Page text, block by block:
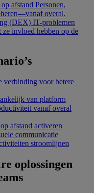
afstand Personen,
overal.
(DEX) IT-problemen
invloed hebben op de
verbinding voor betere
van platform
vanaf overal
afstand activeren
communicatie
stroomlijnen
oplossingen